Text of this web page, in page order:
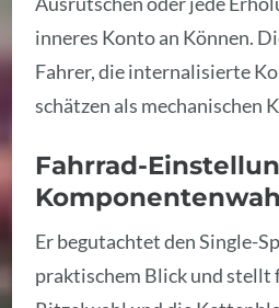
inneres Konto an Können.
Fahrer, die internalisierte
schätzen als mechanischen
Fahrrad-
Er begutachtet den Single-
praktischem Blick und stellt